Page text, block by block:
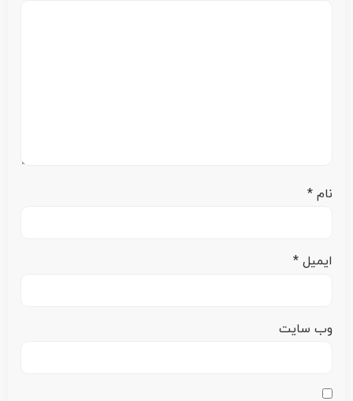
نام *
ایمیل *
وب‌ سایت